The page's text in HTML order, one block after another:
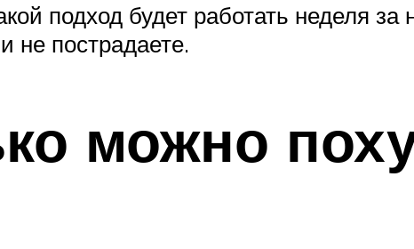
подход будет работать неделя
не пострадаете.
можно